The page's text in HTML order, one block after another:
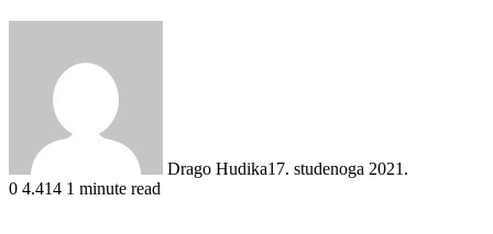
Drago Hudika17. studenoga 2021.
0 4.414 1 minute read